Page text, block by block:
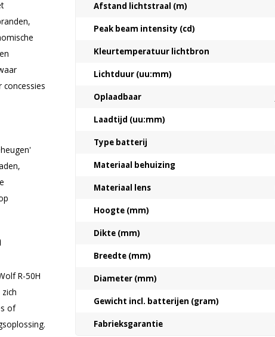
R-50H
of
Afstand lichtstraal (m)
Peak beam intensity (cd)
Kleurtemperatuur lichtbron
Lichtduur (uu:mm)
Oplaadbaar
Laadtijd (uu:mm)
Type batterij
Materiaal behuizing
Materiaal lens
Hoogte (mm)
Dikte (mm)
Breedte (mm)
Diameter (mm)
Gewicht incl. batterijen (gram)
Fabrieksgarantie